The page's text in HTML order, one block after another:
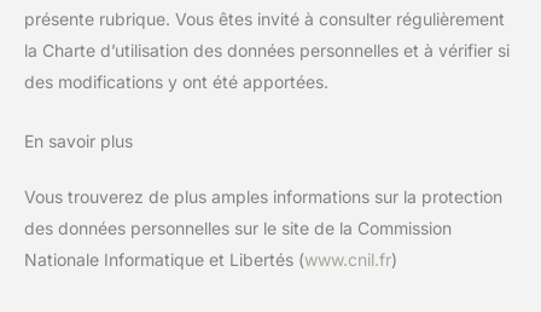
présente rubrique. Vous êtes invité à consulter régulièrement
la Charte d’utilisation des données personnelles et à vérifier si
des modifications y ont été apportées.
En savoir plus
Vous trouverez de plus amples informations sur la protection
des données personnelles sur le site de la Commission
Nationale Informatique et Libertés (www.cnil.fr)